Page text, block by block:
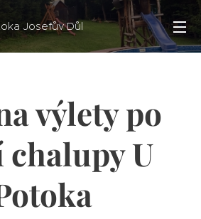
Josefův Důl
výlety po
U